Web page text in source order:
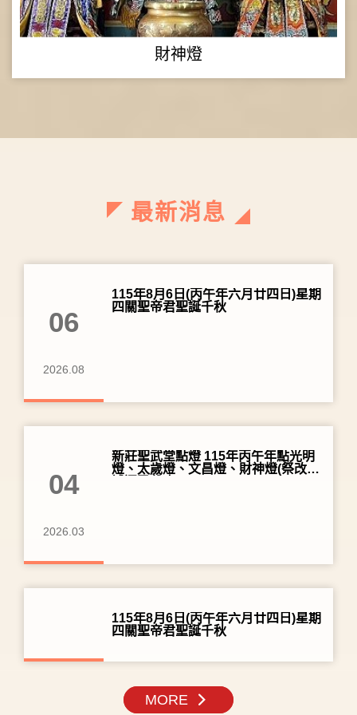
財神燈
最新消息
06
2026.08
115年8月6日(丙午年六月廿四日)星期
四關聖帝君聖誕千秋
04
2026.03
新莊聖武堂點燈 115年丙午年點光明
燈、太歲燈、文昌燈、財神燈(祭改、
115年8月6日(丙午年六月廿四日)星期
四關聖帝君聖誕千秋
MORE